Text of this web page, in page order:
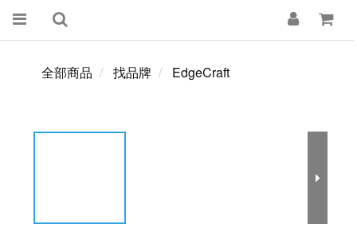
全部商品 找品牌 EdgeCraft